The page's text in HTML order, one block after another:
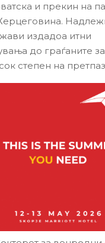
и прекин на
издадоа итни
до граѓаните
степен на